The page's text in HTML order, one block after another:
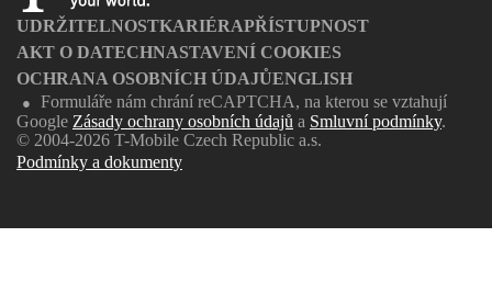
UDRŽITELNOSTKARIÉRAPŘÍSTUPNOST
AKT O DATECHNASTAVENÍ COOKIES
OCHRANA OSOBNÍCH ÚDAJŮENGLISH
●
Formuláře nám chrání reCAPTCHA, na kterou se vztahují
Google Zásady ochrany osobních údajů a Smluvní podmínky.
© 2004-2026 T-Mobile Czech Republic a.s.
Podmínky a dokumenty